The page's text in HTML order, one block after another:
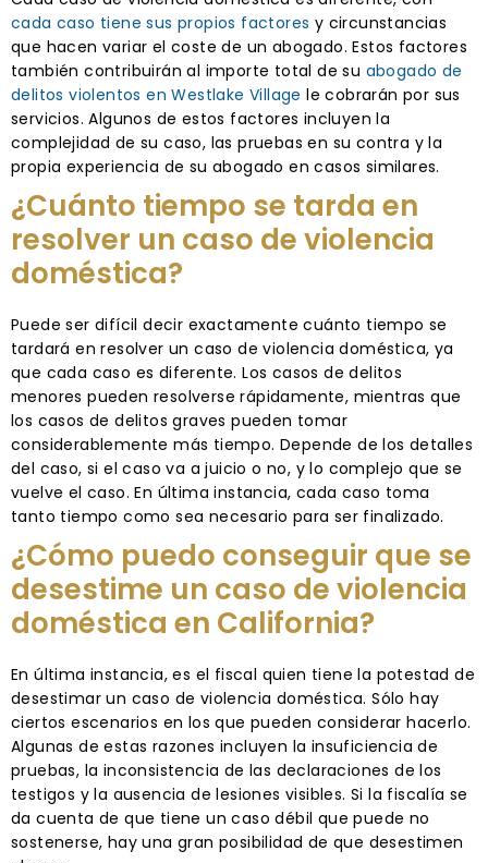
cada caso tiene sus propios factores y circunstancias
que hacen variar el coste de un abogado. Estos factores
también contribuirán al importe total de su abogado de
delitos violentos en Westlake Village le cobrarán por sus
servicios. Algunos de estos factores incluyen la
complejidad de su caso, las pruebas en su contra y la
propia experiencia de su abogado en casos similares.
¿Cuánto tiempo se tarda en
resolver un caso de violencia
doméstica?
Puede ser difícil decir exactamente cuánto tiempo se
tardará en resolver un caso de violencia doméstica, ya
que cada caso es diferente. Los casos de delitos
menores pueden resolverse rápidamente, mientras que
los casos de delitos graves pueden tomar
considerablemente más tiempo. Depende de los detalles
del caso, si el caso va a juicio o no, y lo complejo que se
vuelve el caso. En última instancia, cada caso toma
tanto tiempo como sea necesario para ser finalizado.
¿Cómo puedo conseguir que se
desestime un caso de violencia
doméstica en California?
En última instancia, es el fiscal quien tiene la potestad de
desestimar un caso de violencia doméstica. Sólo hay
ciertos escenarios en los que pueden considerar hacerlo.
Algunas de estas razones incluyen la insuficiencia de
pruebas, la inconsistencia de las declaraciones de los
testigos y la ausencia de lesiones visibles. Si la fiscalía se
da cuenta de que tiene un caso débil que puede no
sostenerse, hay una gran posibilidad de que desestimen